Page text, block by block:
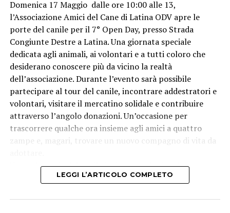
Domenica 17 Maggio dalle ore 10:00 alle 13,
l’Associazione Amici del Cane di Latina ODV apre le
porte del canile per il 7° Open Day, presso Strada
Congiunte Destre a Latina. Una giornata speciale
dedicata agli animali, ai volontari e a tutti coloro che
desiderano conoscere più da vicino la realtà
dell’associazione. Durante l’evento sarà possibile
partecipare al tour del canile, incontrare addestratori e
volontari, visitare il mercatino solidale e contribuire
attraverso l’angolo donazioni. Un’occasione per
trascorrere qualche ora insieme agli amici a quattro
zampe e, magari, trovare un nuovo compagno di vita da
Una volontaria del canile invita tutta la cittadinanza a
LEGGI L’ARTICOLO COMPLETO